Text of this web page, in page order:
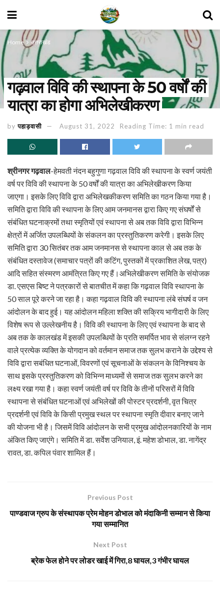
Home उत्तराखंड
गढ़वाल विवि की स्थापना के 50 वर्षों की
यात्रा का होगा अभिलेखीकरण
by पहाड़वासी August 31, 2022 Reading Time: 1 min read
श्रीनगर गढ़वाल-हेमवती नंदन बहुगुणा गढ़वाल विवि की स्थापना के स्वर्ण जयंती
वर्ष पर विवि की स्थापना के 50 वर्षों की यात्रा का अभिलेखीकरण किया
जाएगा। इसके लिए विवि द्वारा अभिलेखकीकरण समिति का गठन किया गया है।
समिति द्वारा विवि की स्थापना के लिए आम जनमानस द्वारा किए गए संघर्षों से
संबंधित घटनाक्रमों तथा स्मृतियों एवं स्थापना से अब तक विवि द्वारा विभिन्न
क्षेत्रों में अर्जित उपलब्धियों के संकलन का प्रस्तुतिकरण करेगी। इसके लिए
समिति द्वारा 30 सितंबर तक आम जनमानस से स्थापना काल से अब तक के
संबंधित दस्तावेज (समाचार पत्रों की कटिंग, पुस्तकों में प्रकाशित लेख, पत्र)
आदि सहित संस्मरण आमंत्रित किए गए हैं।अभिलेखीकरण समिति के संयोजक
डा. एसएस बिष्ट ने पत्रकारों से बातचीत में कहा कि गढ़वाल विवि स्थापना के
50 साल पूरे करने जा रहा है। कहा गढ़वाल विवि की स्थापना लंबे संघर्ष व जन
आंदोलन के बाद हुई। यह आंदोलन महिला शक्ति की सक्रिय भागीदारी के लिए
विशेष रूप से उल्लेखनीय है। विवि की स्थापना के लिए एवं स्थापना के बाद से
अब तक के कालखंड में इसकी उपलब्धियों के प्रति समर्पित भाव से संलग्न रहने
वाले प्रत्येक व्यक्ति के योगदान को वर्तमान समाज तक सुलभ कराने के उद्देश्य से
विवि द्वारा सबंधित घटनाओं, विवरणों एवं सूचनाओं के संकलन के विनिश्चय के
साथ इसके प्रस्तुतिकरण को विभिन्न माध्यमों से समाज तक सुलभ करने का
लक्ष्य रखा गया है। कहा स्वर्ण जयंती वर्ष पर विवि के तीनों परिसरों में विवि
स्थापना से संबंधित घटनाओं एवं अभिलेखों की पोस्टर प्रदर्शनी, वृत चित्र
प्रदर्शनी एवं विवि के किसी प्रमुख स्थल पर स्थापना स्मृति दीवार बनाए जाने
की योजना भी है। जिसमें विवि आंदोलन के सभी प्रमुख आंदोलनकारियों के नाम
अंकित किए जाएंगे। समिति में डा. सर्वेश उनियाल, इं. महेश डोभाल, डा. नागेंद्र
रावत, डा. कपिल पंवार शामिल हैं।
Previous Post
पाण्डवाज ग्रुप के संस्थापक प्रेम मोहन डोभाल को मंदाकिनी सम्मान से किया
गया सम्मानित
Next Post
ब्रेक फेल होने पर लोडर खाई में गिरा,8 घायल,3 गंभीर घायल